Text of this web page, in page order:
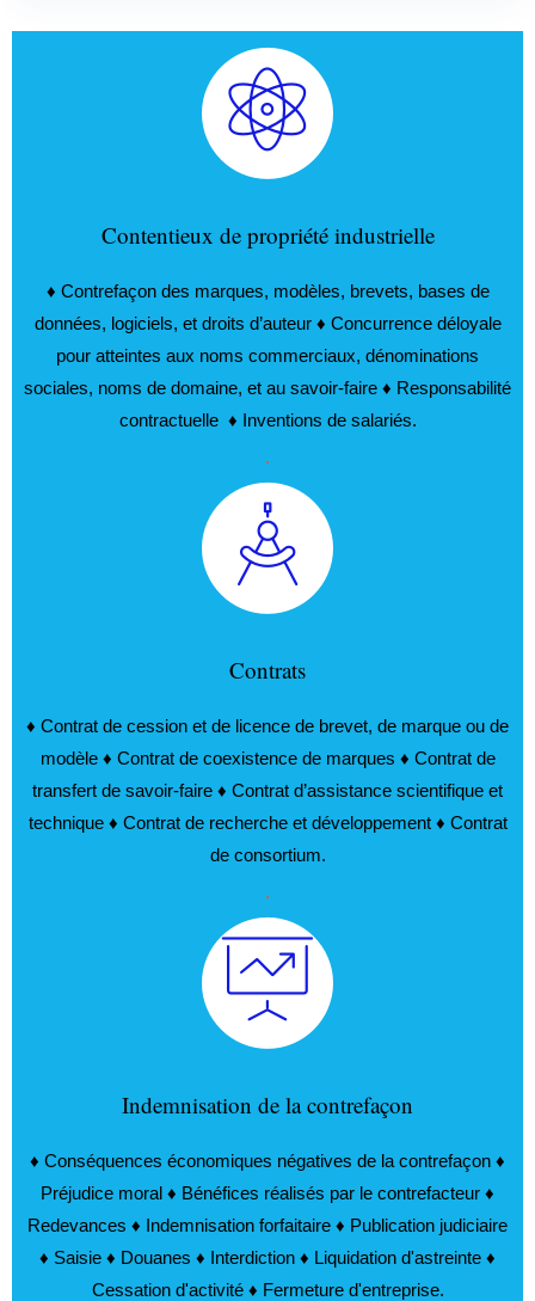
Contentieux de propriété industrielle
♦ Contrefaçon des marques, modèles, brevets, bases de
données, logiciels, et droits d’auteur ♦ Concurrence déloyale
pour atteintes aux noms commerciaux, dénominations
sociales, noms de domaine, et au savoir-faire ♦ Responsabilité
contractuelle ♦ Inventions de salariés.
.
Contrats
♦ Contrat de cession et de licence de brevet, de marque ou de
modèle ♦ Contrat de coexistence de marques ♦ Contrat de
transfert de savoir-faire ♦ Contrat d’assistance scientifique et
technique ♦ Contrat de recherche et développement ♦ Contrat
de consortium.
.
Indemnisation de la contrefaçon
♦ Conséquences économiques négatives de la contrefaçon ♦
Préjudice moral ♦ Bénéfices réalisés par le contrefacteur ♦
Redevances ♦ Indemnisation forfaitaire ♦ Publication judiciaire
♦ Saisie ♦ Douanes ♦ Interdiction ♦ Liquidation d'astreinte ♦
Cessation d'activité ♦ Fermeture d'entreprise.